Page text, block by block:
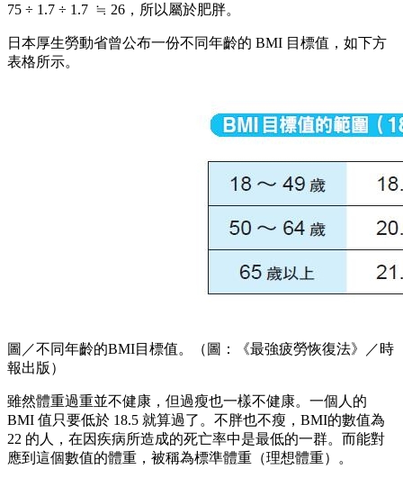
75 ÷ 1.7 ÷ 1.7 ≒ 26，所以屬於肥胖。
日本厚生勞動省曾公布一份不同年齡的 BMI 目標值，如下方
表格所示。
圖／不同年齡的BMI目標值。（圖：《最強疲勞恢復法》／時
報出版）
雖然體重過重並不健康，但過瘦也一樣不健康。一個人的
BMI 值只要低於 18.5 就算過了。不胖也不瘦，BMI的數值為
22 的人，在因疾病所造成的死亡率中是最低的一群。而能對
應到這個數值的體重，被稱為標準體重（理想體重）。